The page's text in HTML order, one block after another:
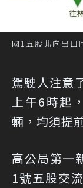
國1五股北向出口
駕駛人注意
上午6時起
輛，均須提
高公局第一
1號五股交